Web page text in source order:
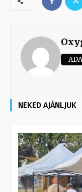
NEKED AJÁNLJUK